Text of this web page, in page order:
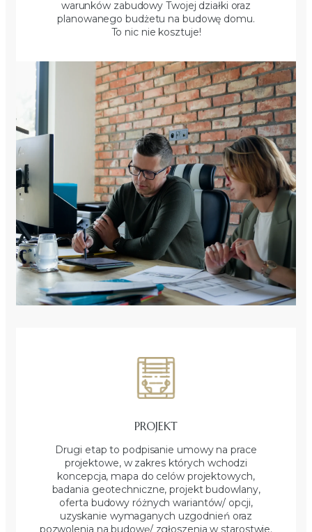
warunków zabudowy Twojej działki oraz
planowanego budżetu na budowę domu.
To nic nie kosztuje!
PROJEKT
Drugi etap to podpisanie umowy na prace
projektowe, w zakres których wchodzi
koncepcja, mapa do celów projektowych,
badania geotechniczne, projekt budowlany,
oferta budowy różnych wariantów/ opcji,
uzyskanie wymaganych uzgodnień oraz
pozwolenia na budowę/ zgłoszenia w starostwie.